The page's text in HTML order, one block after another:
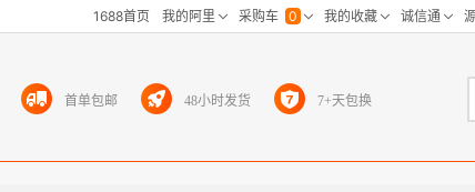
首单包邮 48小时发货 7+天包换